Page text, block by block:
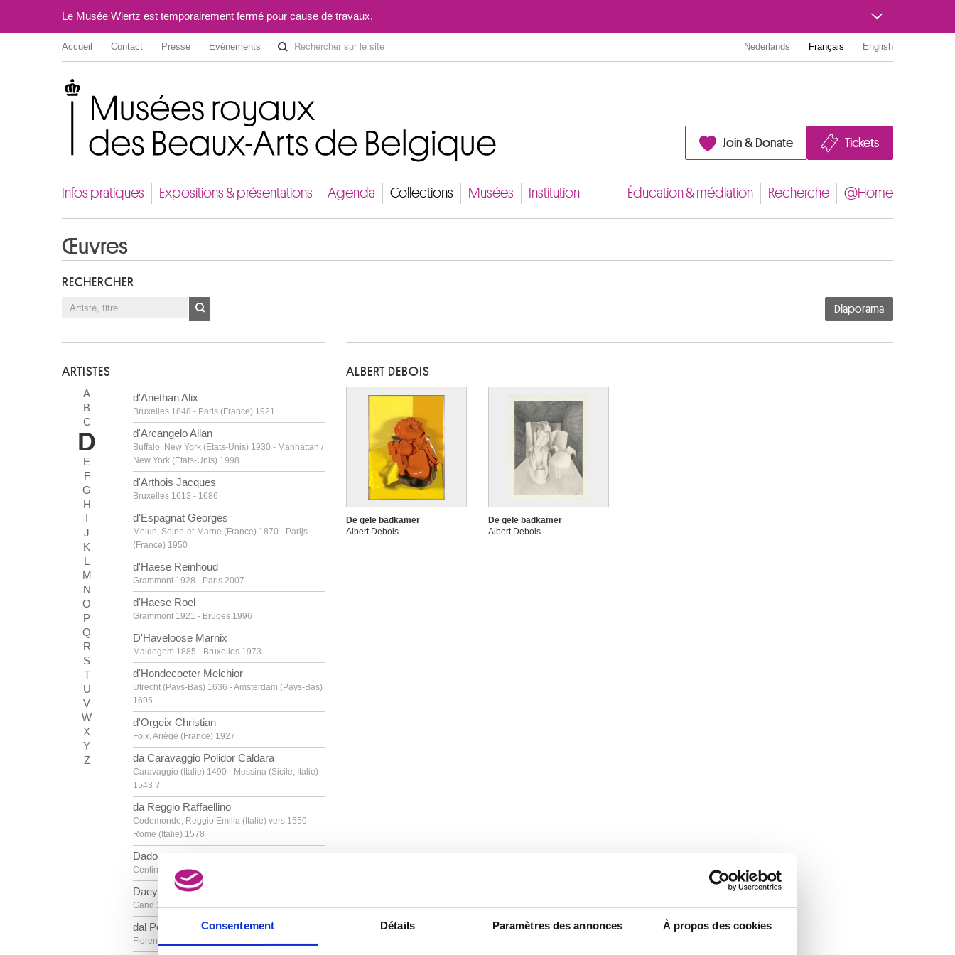
Consentement Détails Paramètres des annonces À propos des cookies
Le Musée Wiertz est temporairement fermé pour cause de travaux.
Accueil Contact Presse Événements Nederlands Français English
Join & Donate Tickets
Infos pratiques Expositions & présentations Agenda Collections Musées Institution Éducation & médiation Recherche @Home
Œuvres
RECHERCHER
ARTISTES
A
B
C
D
E
F
G
H
I
J
K
L
M
N
O
P
Q
R
S
T
U
V
W
X
Y
Z
d'Anethan Alix
Bruxelles 1848 - Paris (France) 1921
d'Arcangelo Allan
Buffalo, New York (Etats-Unis) 1930 - Manhattan /
New York (Etats-Unis) 1998
d'Arthois Jacques
Bruxelles 1613 - 1686
d'Espagnat Georges
Melun, Seine-et-Marne (France) 1870 - Parijs
(France) 1950
d'Haese Reinhoud
Grammont 1928 - Paris 2007
d'Haese Roel
Grammont 1921 - Bruges 1996
D'Haveloose Marnix
Maldegem 1885 - Bruxelles 1973
d'Hondecoeter Melchior
Utrecht (Pays-Bas) 1636 - Amsterdam (Pays-Bas)
1695
d'Orgeix Christian
Foix, Ariège (France) 1927
da Caravaggio Polidor Caldara
Caravaggio (Italie) 1490 - Messina (Sicile, Italie)
1543 ?
da Reggio Raffaellino
Codemondo, Reggio Emilia (Italie) vers 1550 -
Rome (Italie) 1578
Dado
Centinje (Monténégro, Yougoslavie) 1933
Daeye Hippolyte
Gand 1873 - Anvers 1952
dal Ponte Giovanni
Florence (Italie) 1385 - après 1437
Diaporama
ALBERT DEBOIS
De gele badkamer
Albert Debois
De gele badkamer
Albert Debois